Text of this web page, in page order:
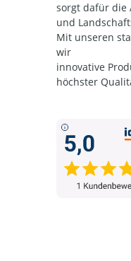
sorgt dafür die
und
Mit unseren
wir
innovative
höchster